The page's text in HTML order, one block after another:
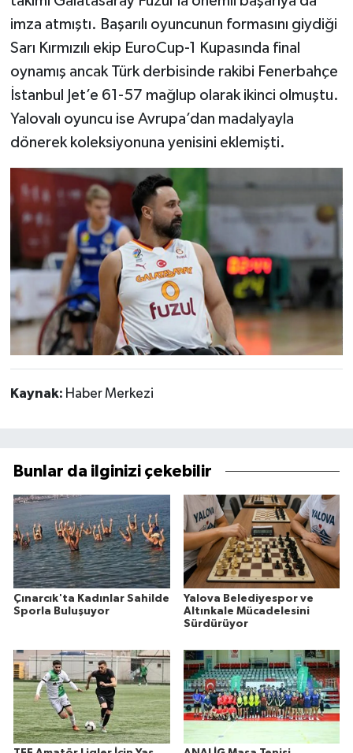
imza atmıştı. Başarılı oyuncunun formasını giydiği
Sarı Kırmızılı ekip EuroCup-1 Kupasında final
oynamış ancak Türk derbisinde rakibi Fenerbahçe
İstanbul Jet’e 61-57 mağlup olarak ikinci olmuştu.
Yalovalı oyuncu ise Avrupa’dan madalyayla
dönerek koleksiyonuna yenisini eklemişti.
Kaynak: Haber Merkezi
Bunlar da ilginizi çekebilir
Çınarcık'ta Kadınlar Sahilde
Sporla Buluşuyor
Yalova Belediyespor ve
Altınkale Mücadelesini
Sürdürüyor